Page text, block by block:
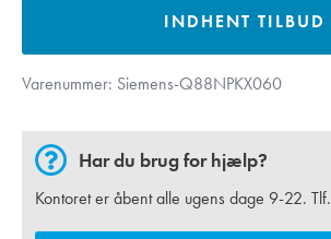
INDHENT TILBUD
Varenummer: Siemens-Q88NPKX060
Har du brug for hjælp?
Kontoret er åbent alle ugens dage 9-22. Tlf.